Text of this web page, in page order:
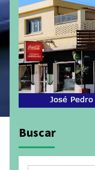
Buscar